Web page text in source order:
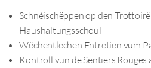
Schnéischëppen op den Trottoirë
Haushaltungsschoul
Wëchentlechen Entretien vum
Kontroll vun de Sentiers Rouges